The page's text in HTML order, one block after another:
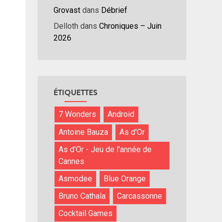
Grovast dans Débrief
Delloth dans Chroniques – Juin
2026
ÉTIQUETTES
7 Wonders
Android
Antoine Bauza
As d'Or
As d'Or - Jeu de l'année de
Cannes
Asmodee
Blue Orange
Bruno Cathala
Carcassonne
Cocktail Games